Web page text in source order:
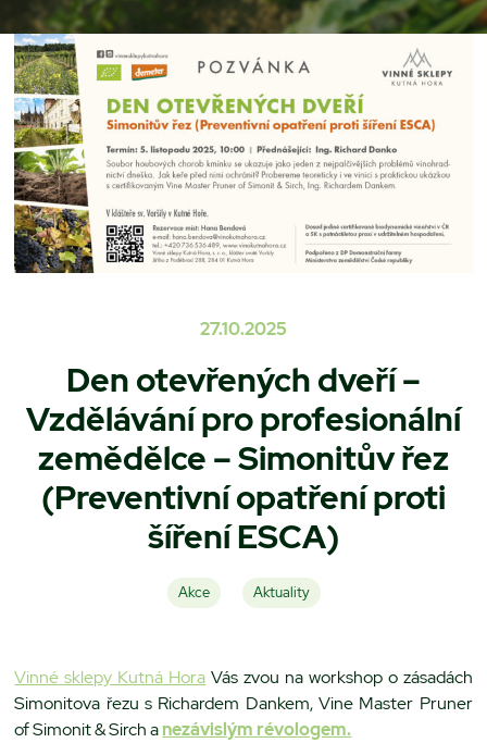
27.10.2025
Den otevřených dveří –
Vzdělávání pro profesionální
zemědělce – Simonitův řez
(Preventivní opatření proti
šíření ESCA)
Akce Aktuality
Vinné sklepy Kutná Hora Vás zvou na workshop o zásadách
Simonitova řezu s Richardem Dankem, Vine Master Pruner
of Simonit & Sirch anezávislým révologem.